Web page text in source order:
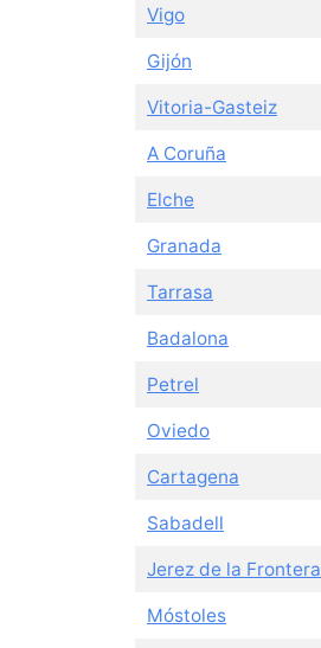
Vigo
Gijón
Vitoria-Gasteiz
A Coruña
Elche
Granada
Tarrasa
Badalona
Petrel
Oviedo
Cartagena
Sabadell
Jerez de la Frontera
Móstoles